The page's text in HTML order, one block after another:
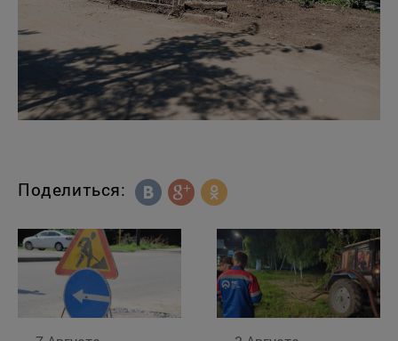
Поделиться: